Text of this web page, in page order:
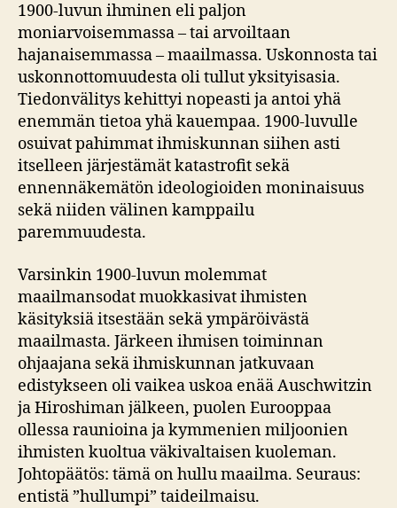
1900-luvun ihminen eli paljon
moniarvoisemmassa – tai arvoiltaan
hajanaisemmassa – maailmassa. Uskonnosta tai
uskonnottomuudesta oli tullut yksityisasia.
Tiedonvälitys kehittyi nopeasti ja antoi yhä
enemmän tietoa yhä kauempaa. 1900-luvulle
osuivat pahimmat ihmiskunnan siihen asti
itselleen järjestämät katastrofit sekä
ennennäkemätön ideologioiden moninaisuus
sekä niiden välinen kamppailu
paremmuudesta.
Varsinkin 1900-luvun molemmat
maailmansodat muokkasivat ihmisten
käsityksiä itsestään sekä ympäröivästä
maailmasta. Järkeen ihmisen toiminnan
ohjaajana sekä ihmiskunnan jatkuvaan
edistykseen oli vaikea uskoa enää Auschwitzin
ja Hiroshiman jälkeen, puolen Eurooppaa
ollessa raunioina ja kymmenien miljoonien
ihmisten kuoltua väkivaltaisen kuoleman.
Johtopäätös: tämä on hullu maailma. Seuraus:
entistä ”hullumpi” taideilmaisu.